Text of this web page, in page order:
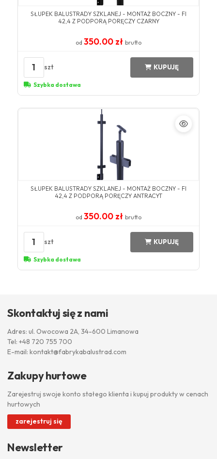
SŁUPEK BALUSTRADY SZKLANEJ - MONTAŻ BOCZNY - FI
42,4 Z PODPORĄ PORĘCZY CZARNY
od 350.00 zł brutto
1 szt KUPUJĘ
Szybka dostawa
SŁUPEK BALUSTRADY SZKLANEJ - MONTAŻ BOCZNY - FI
42,4 Z PODPORĄ PORĘCZY ANTRACYT
od 350.00 zł brutto
1 szt KUPUJĘ
Szybka dostawa
Skontaktuj się z nami
Adres: ul. Owocowa 2A, 34-600 Limanowa
Tel: +48 720 755 700
E-mail: kontakt@fabrykabalustrad.com
Zakupy hurtowe
Zarejestruj swoje konto stałego klienta i kupuj produkty w cenach
hurtowych
zarejestruj się
Newsletter